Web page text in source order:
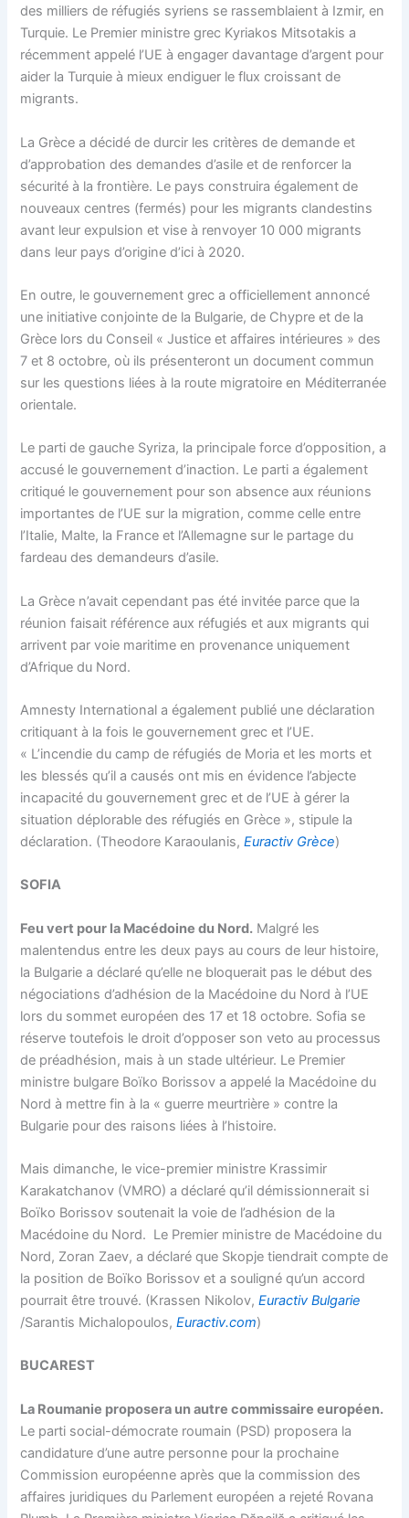
des milliers de réfugiés syriens se rassemblaient à Izmir, en
Turquie. Le Premier ministre grec Kyriakos Mitsotakis a
récemment appelé l’UE à engager davantage d’argent pour
aider la Turquie à mieux endiguer le flux croissant de
migrants.
La Grèce a décidé de durcir les critères de demande et
d’approbation des demandes d’asile et de renforcer la
sécurité à la frontière. Le pays construira également de
nouveaux centres (fermés) pour les migrants clandestins
avant leur expulsion et vise à renvoyer 10 000 migrants
dans leur pays d’origine d’ici à 2020.
En outre, le gouvernement grec a officiellement annoncé
une initiative conjointe de la Bulgarie, de Chypre et de la
Grèce lors du Conseil « Justice et affaires intérieures » des
7 et 8 octobre, où ils présenteront un document commun
sur les questions liées à la route migratoire en Méditerranée
orientale.
Le parti de gauche Syriza, la principale force d’opposition, a
accusé le gouvernement d’inaction. Le parti a également
critiqué le gouvernement pour son absence aux réunions
importantes de l’UE sur la migration, comme celle entre
l’Italie, Malte, la France et l’Allemagne sur le partage du
fardeau des demandeurs d’asile.
La Grèce n’avait cependant pas été invitée parce que la
réunion faisait référence aux réfugiés et aux migrants qui
arrivent par voie maritime en provenance uniquement
d’Afrique du Nord.
Amnesty International a également publié une déclaration
critiquant à la fois le gouvernement grec et l’UE.
« L’incendie du camp de réfugiés de Moria et les morts et
les blessés qu’il a causés ont mis en évidence l’abjecte
incapacité du gouvernement grec et de l’UE à gérer la
situation déplorable des réfugiés en Grèce », stipule la
déclaration. (Theodore Karaoulanis,Euractiv Grèce)
SOFIA
Feu vert pour la Macédoine du Nord. Malgré les
malentendus entre les deux pays au cours de leur histoire,
la Bulgarie a déclaré qu’elle ne bloquerait pas le début des
négociations d’adhésion de la Macédoine du Nord à l’UE
lors du sommet européen des 17 et 18 octobre. Sofia se
réserve toutefois le droit d’opposer son veto au processus
de préadhésion, mais à un stade ultérieur. Le Premier
ministre bulgare Boïko Borissov a appelé la Macédoine du
Nord à mettre fin à la « guerre meurtrière » contre la
Bulgarie pour des raisons liées à l’histoire.
Mais dimanche, le vice-premier ministre Krassimir
Karakatchanov (VMRO) a déclaré qu’il démissionnerait si
Boïko Borissov soutenait la voie de l’adhésion de la
Macédoine du Nord. Le Premier ministre de Macédoine du
Nord, Zoran Zaev, a déclaré que Skopje tiendrait compte de
la position de Boïko Borissov et a souligné qu’un accord
pourrait être trouvé. (Krassen Nikolov,Euractiv Bulgarie
/Sarantis Michalopoulos,Euractiv.com)
BUCAREST
La Roumanie proposera un autre commissaire européen.
Le parti social-démocrate roumain (PSD) proposera la
candidature d’une autre personne pour la prochaine
Commission européenne après que la commission des
affaires juridiques du Parlement européen a rejeté Rovana